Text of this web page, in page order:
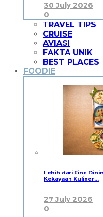
30 July 2026
0
TRAVEL TIPS
CRUISE
AVIASI
FAKTA UNIK
BEST PLACES
FOODIE
Lebih dari Fine
Kekayaan Kuliner…
27 July 2026
0